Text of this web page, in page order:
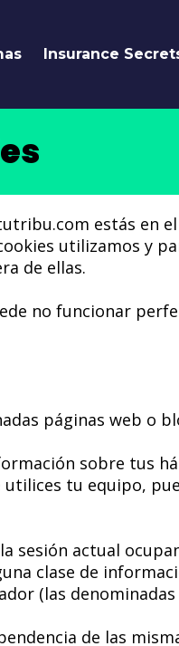
Insurance
estás en
utilizamos y
de ellas.
no funcionar
páginas web o
sobre tus
tu equipo,
sesión actual
clase de
(las denominadas
de las